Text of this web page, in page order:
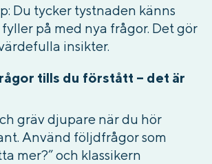
Du tycker tystnaden känns
på med nya frågor. Det gör
insikter.
tills du förstått – det är
gräv djupare när du hör
Använd följdfrågor som
mer?” och klassikern